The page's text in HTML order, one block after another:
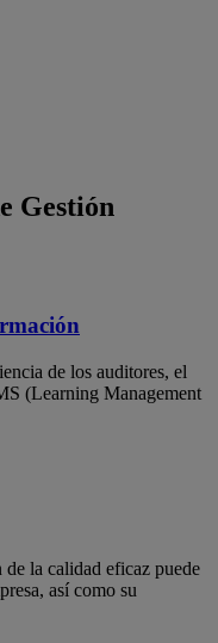
Gestión
de los auditores, el
(Learning Management
la calidad eficaz puede
así como su